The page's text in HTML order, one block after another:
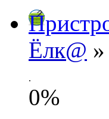
Ёлк@
.
0%